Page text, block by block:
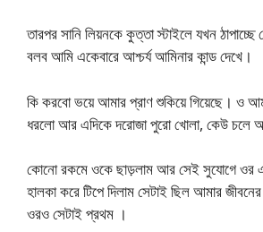
তারপর সানি লিয়নকে কুত্তা স্টাইলে যখন ঠাপাচ্ছে
বলব আমি একেবারে আশ্চর্য আমিনার কান্ড দেখে।
কি করবো ভয়ে আমার প্রাণ শুকিয়ে গিয়েছে। ও
ধরলো আর এদিকে দরোজা পুরো খোলা, কেউ চলে
কোনো রকমে ওকে ছাড়লাম আর সেই সুযোগে ওর
হালকা করে টিপে দিলাম সেটাই ছিল আমার
ওরও সেটাই প্রথম ।